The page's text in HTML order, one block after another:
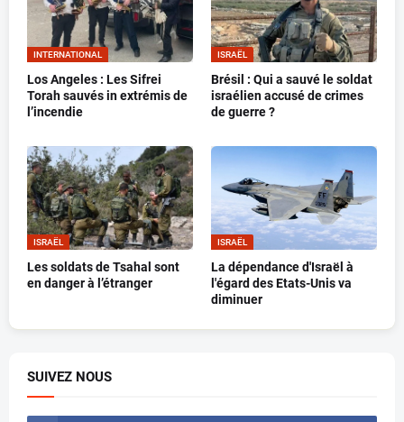
INTERNATIONAL
Los Angeles : Les Sifrei
Torah sauvés in extrémis de
l’incendie
ISRAËL
Brésil : Qui a sauvé le soldat
israélien accusé de crimes
de guerre ?
ISRAËL
Les soldats de Tsahal sont
en danger à l’étranger
ISRAËL
La dépendance d'Israël à
l'égard des Etats-Unis va
diminuer
SUIVEZ NOUS